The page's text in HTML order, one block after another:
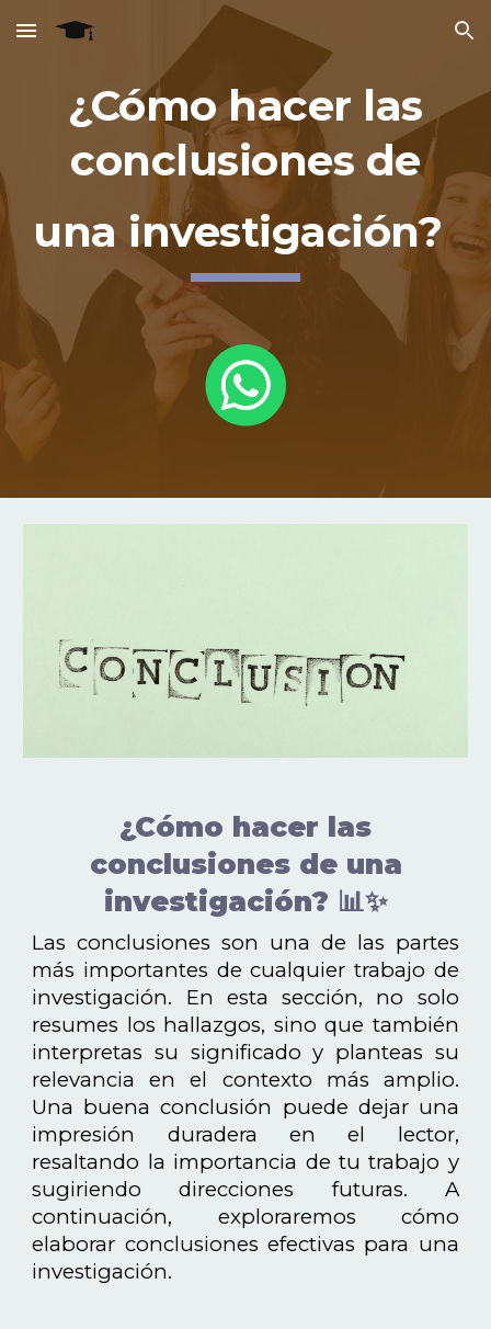
Skip to main content Skip to navigation
¿Cómo hacer las
conclusiones de
una investigación?
¿Cómo hacer las
conclusiones de una
investigación? 📊✨
Las conclusiones son una de las partes
más importantes de cualquier trabajo de
investigación. En esta sección, no solo
resumes los hallazgos, sino que también
interpretas su significado y planteas su
relevancia en el contexto más amplio.
Una buena conclusión puede dejar una
impresión duradera en el lector,
resaltando la importancia de tu trabajo y
sugiriendo direcciones futuras. A
continuación, exploraremos cómo
elaborar conclusiones efectivas para una
investigación.